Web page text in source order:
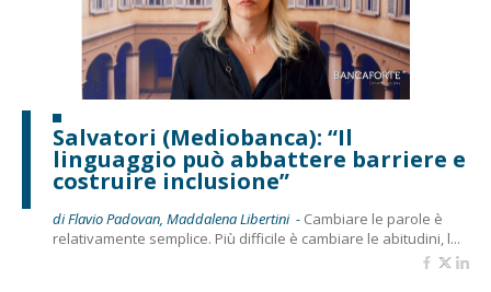
Salvatori (Mediobanca): “Il
linguaggio può abbattere barriere e
costruire inclusione”
di Flavio Padovan, Maddalena Libertini - Cambiare le parole è
relativamente semplice. Più difficile è cambiare le abitudini, l...